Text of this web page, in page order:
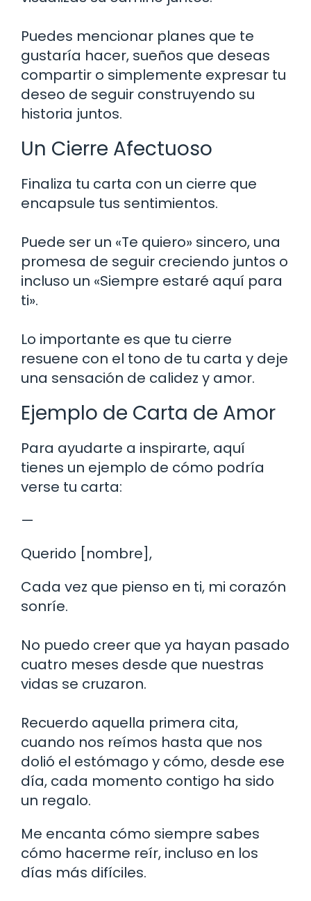
Puedes mencionar planes que te
gustaría hacer, sueños que deseas
compartir o simplemente expresar tu
deseo de seguir construyendo su
historia juntos.
Un Cierre Afectuoso
Finaliza tu carta con un cierre que
encapsule tus sentimientos.
Puede ser un «Te quiero» sincero, una
promesa de seguir creciendo juntos o
incluso un «Siempre estaré aquí para
ti».
Lo importante es que tu cierre
resuene con el tono de tu carta y deje
una sensación de calidez y amor.
Ejemplo de Carta de Amor
Para ayudarte a inspirarte, aquí
tienes un ejemplo de cómo podría
verse tu carta:
—
Querido [nombre],
Cada vez que pienso en ti, mi corazón
sonríe.
No puedo creer que ya hayan pasado
cuatro meses desde que nuestras
vidas se cruzaron.
Recuerdo aquella primera cita,
cuando nos reímos hasta que nos
dolió el estómago y cómo, desde ese
día, cada momento contigo ha sido
un regalo.
Me encanta cómo siempre sabes
cómo hacerme reír, incluso en los
días más difíciles.